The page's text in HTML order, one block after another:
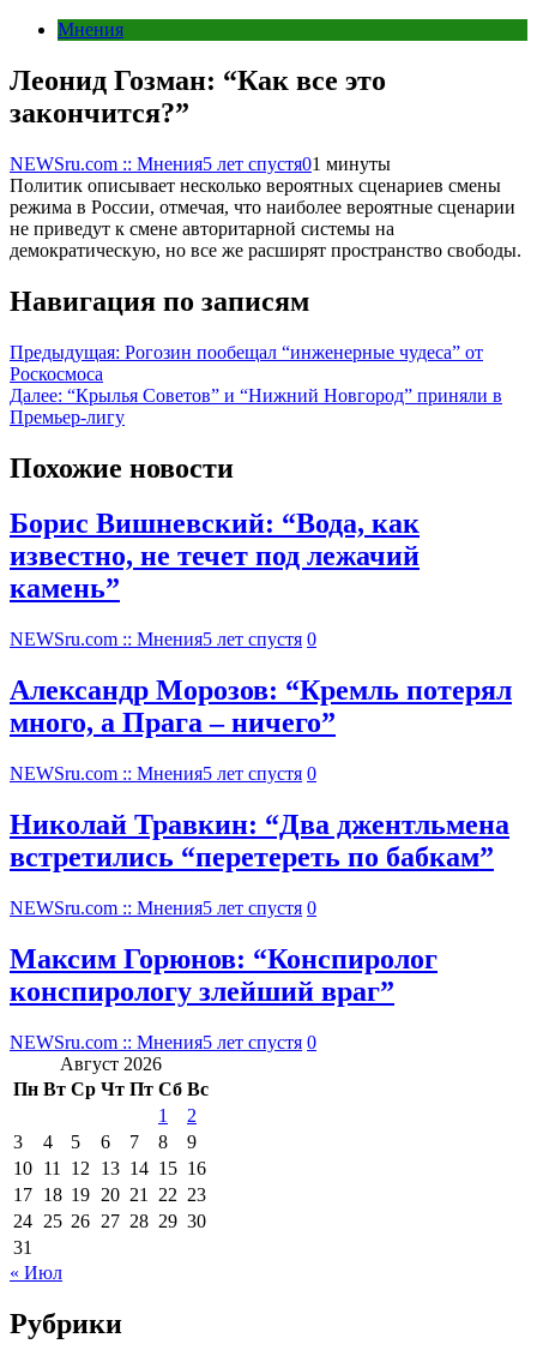
Мнения
Леонид Гозман: “Как все это
закончится?”
NEWSru.com :: Мнения5 лет спустя01 минуты
Политик описывает несколько вероятных сценариев смены
режима в России, отмечая, что наиболее вероятные сценарии
не приведут к смене авторитарной системы на
демократическую, но все же расширят пространство свободы.
Навигация по записям
Предыдущая: Рогозин пообещал “инженерные чудеса” от
Роскосмоса
Далее: “Крылья Советов” и “Нижний Новгород” приняли в
Премьер-лигу
Похожие новости
Борис Вишневский: “Вода, как
известно, не течет под лежачий
камень”
NEWSru.com :: Мнения5 лет спустя 0
Александр Морозов: “Кремль потерял
много, а Прага – ничего”
NEWSru.com :: Мнения5 лет спустя 0
Николай Травкин: “Два джентльмена
встретились “перетереть по бабкам”
NEWSru.com :: Мнения5 лет спустя 0
Максим Горюнов: “Конспиролог
конспирологу злейший враг”
NEWSru.com :: Мнения5 лет спустя 0
Август 2026
Пн Вт Ср Чт Пт Сб Вс
1
2
3
4 5 6 7 8
9
10 11 12 13 14 15 16
17 18 19 20 21 22 23
24 25 26 27 28 29 30
31
« Июл
Рубрики